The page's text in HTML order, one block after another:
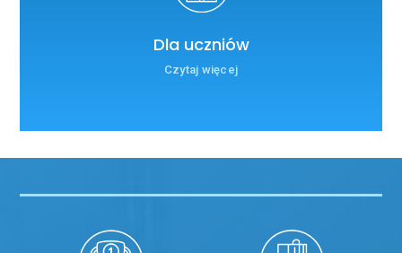
Dla uczniów
Czytaj więcej